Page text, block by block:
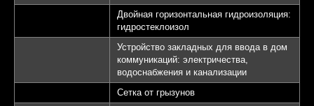
Двойная горизонтальная гидроизоляция:
гидростеклоизол
Устройство закладных для ввода в дом
коммуникаций: электричества,
водоснабжения и канализации
Сетка от грызунов